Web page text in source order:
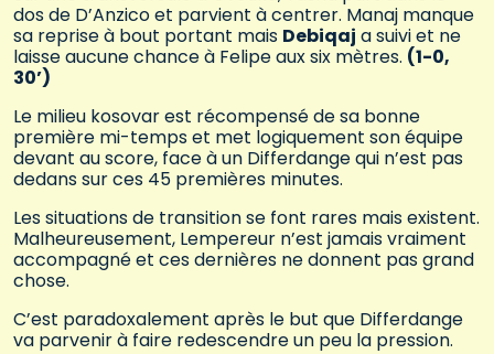
dos de D’Anzico et parvient à centrer. Manaj manque
sa reprise à bout portant mais Debiqaj a suivi et ne
laisse aucune chance à Felipe aux six mètres. (1-0,
30’)
Le milieu kosovar est récompensé de sa bonne
première mi-temps et met logiquement son équipe
devant au score, face à un Differdange qui n’est pas
dedans sur ces 45 premières minutes.
Les situations de transition se font rares mais existent.
Malheureusement, Lempereur n’est jamais vraiment
accompagné et ces dernières ne donnent pas grand
chose.
C’est paradoxalement après le but que Differdange
va parvenir à faire redescendre un peu la pression.